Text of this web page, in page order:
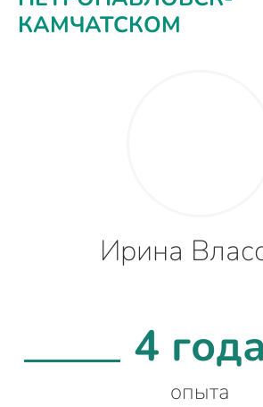
КАМЧАТСКОМ
Ирина
4 года
опыта